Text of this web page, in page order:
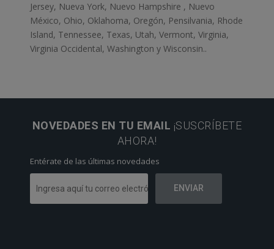
Jersey, Nueva York, Nuevo Hampshire , Nuevo
México, Ohio, Oklahoma, Oregón, Pensilvania, Rhode
Island, Tennessee, Texas, Utah, Vermont, Virginia,
Virginia Occidental, Washington y Wisconsin..
NOVEDADES EN TU EMAIL ¡SUSCRÍBETE
AHORA!
Entérate de las últimas novedades